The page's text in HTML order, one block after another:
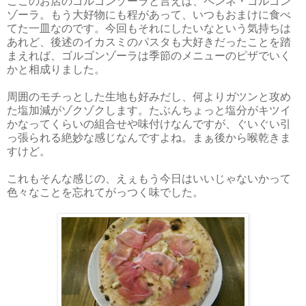
ゾーラ。もう大好物にも程があって、いつもおまけに食べ
てた一皿なのです。今回もそれにしたいなという気持ちは
あれど、後述のイカスミのパスタも大好きだったことを踏
まえれば、ゴルゴンゾーラは季節のメニューのピザでいく
かと相成りました。
周囲のモチっとした生地も好みだし、何よりガツンと攻め
た塩加減がゾクゾクします。たぶんちょっと塩分がキツイ
かなってくらいの組合せや味付けなんですが、ぐいぐい引
っ張られる絶妙な感じなんですよね。まぁ後から喉乾きま
すけど。
これもそんな感じの、えぇもう今日はいいじゃないかって
色々なことを忘れてがっつく味でした。